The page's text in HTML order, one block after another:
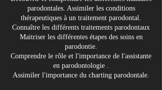
parodontales. Assimiler les conditions
thérapeutiques à un traitement parodontal.
Connaître les différents traitements parodontaux
Maitriser les différentes étapes des soins en
parodontie.
Comprendre le rôle et l'importance de l'assistante
en parodontologie .
Assimiler l'importance du charting parodontale.